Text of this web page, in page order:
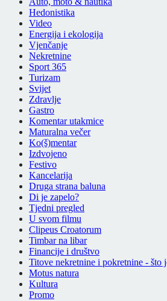
Hedonistika
Video
Energija i ekologija
Vjenčanje
Nekretnine
Sport 365
Turizam
Svijet
Zdravlje
Gastro
Komentar utakmice
Maturalna večer
Ko(š)mentar
Izdvojeno
Festivo
Kancelarija
Druga strana baluna
Di je zapelo?
Tjedni pregled
U svom filmu
Clipeus Croatorum
Timbar na libar
Financije i društvo
Titove nekretnine i pokretnine - što
Motus natura
Kultura
Promo